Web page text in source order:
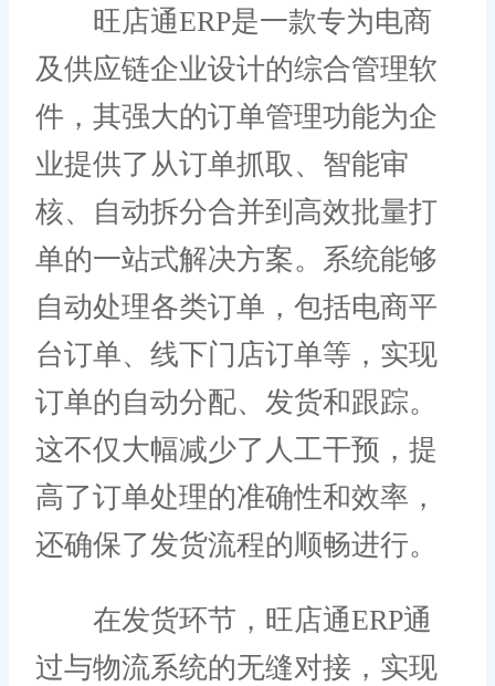
旺店通ERP是一款专为电商
及供应链企业设计的综合管理软
件，其强大的订单管理功能为企
业提供了从订单抓取、智能审
核、自动拆分合并到高效批量打
单的一站式解决方案。系统能够
自动处理各类订单，包括电商平
台订单、线下门店订单等，实现
订单的自动分配、发货和跟踪。
这不仅大幅减少了人工干预，提
高了订单处理的准确性和效率，
还确保了发货流程的顺畅进行。
在发货环节，旺店通ERP通
过与物流系统的无缝对接，实现